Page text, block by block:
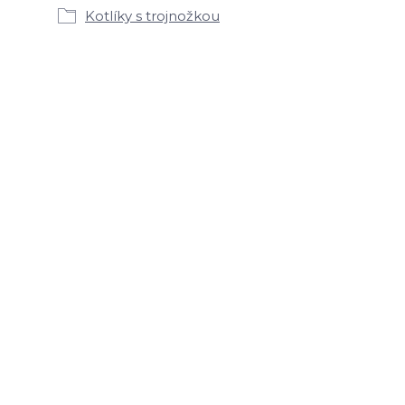
Kotlíky s trojnožkou